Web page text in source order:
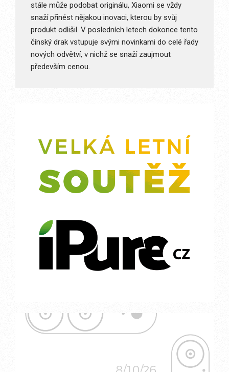
stále může podobat originálu, Xiaomi se vždy
snaží přinést nějakou inovaci, kterou by svůj
produkt odlišil. V posledních letech dokonce tento
čínský drak vstupuje svými novinkami do celé řady
nových odvětví, v nichž se snaží zaujmout
především cenou.